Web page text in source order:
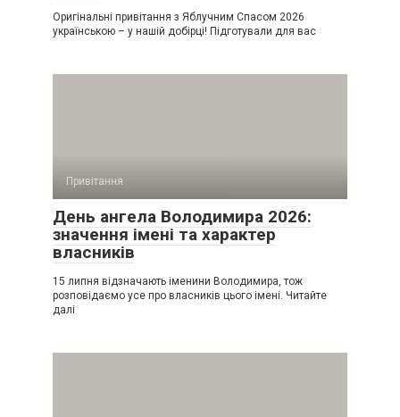
Оригінальні привітання з Яблучним Спасом 2026
українською – у нашій добірці! Підготували для вас
Привітання
День ангела Володимира 2026:
значення імені та характер
власників
15 липня відзначають іменини Володимира, тож
розповідаємо усе про власників цього імені. Читайте
далі